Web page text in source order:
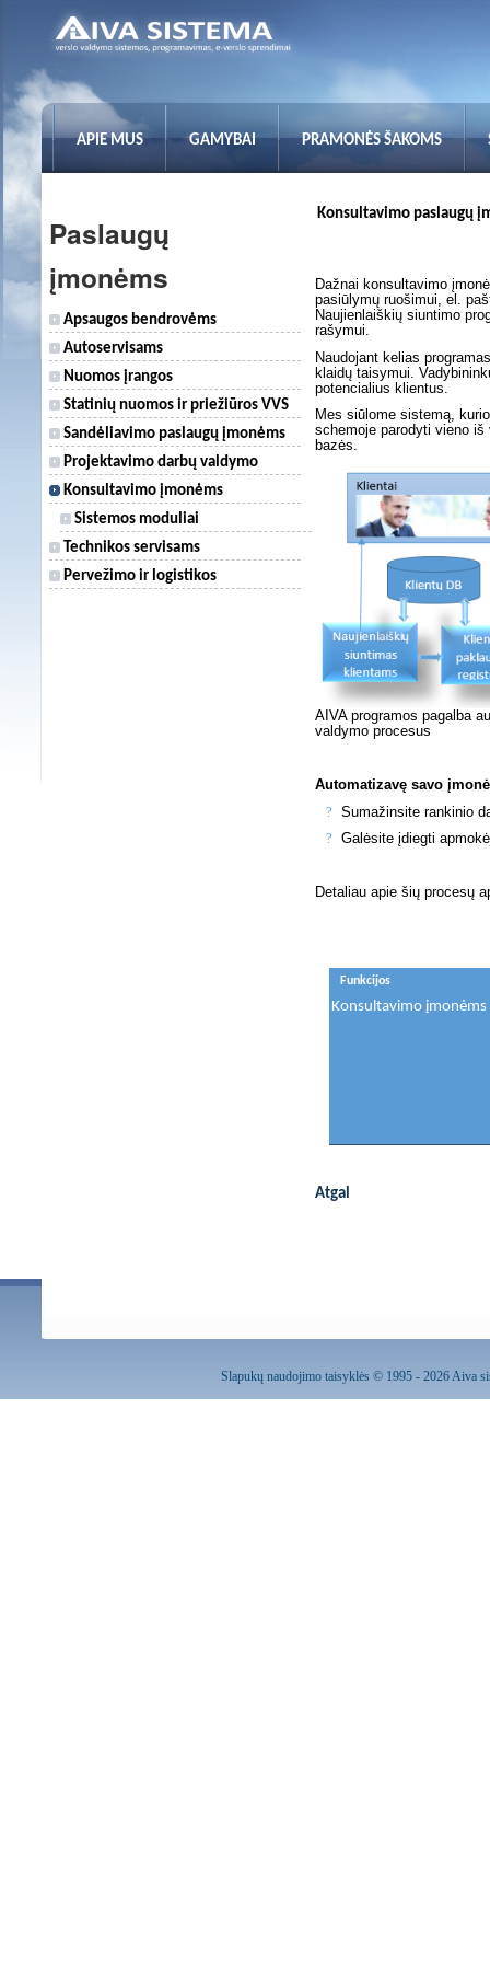
APIE MUS GAMYBAI PRAMONĖS ŠAKOMS
Paslaugų
įmonėms
Apsaugos bendrovėms
Autoservisams
Nuomos įrangos
Statinių nuomos ir priežiūros VVS
Sandėliavimo paslaugų įmonėms
Projektavimo darbų valdymo
Konsultavimo įmonėms
Sistemos moduliai
Technikos servisams
Pervežimo ir logistikos
Konsultavimo paslaugų
Dažnai konsultavimo
pasiūlymų ruošimui, el.
Naujienlaiškių siuntimo
rašymui.
Naudojant kelias
klaidų taisymui.
potencialius klientus.
Mes siūlome sistemą,
schemoje parodyti vieno
bazės.
AIVA programos pagalba
valdymo procesus
Automatizavę savo
? Sumažinsite rankinio
? Galėsite įdiegti
Detaliau apie šių procesų
Funkcijos
Konsultavimo įmonėms
Atgal
Slapukų naudojimo taisyklės© 1995 - 2026 Aiva